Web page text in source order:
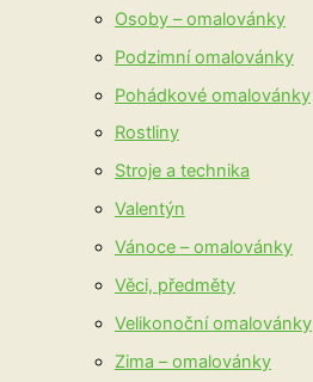
Osoby – omalovánky
Podzimní omalovánky
Pohádkové omalovánky
Rostliny
Stroje a technika
Valentýn
Vánoce – omalovánky
Věci, předměty
Velikonoční omalovánky
Zima – omalovánky